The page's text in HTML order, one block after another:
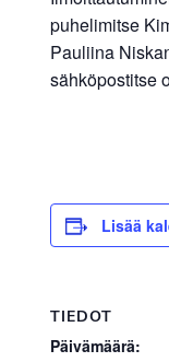
puhelimitse
Pauliina
sähköpostitse
Lisää
TIEDOT
Päivämäärä: